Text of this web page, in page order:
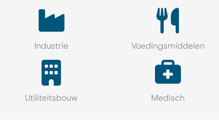
Industrie Voedingsmiddelen
Utiliteitsbouw Medisch